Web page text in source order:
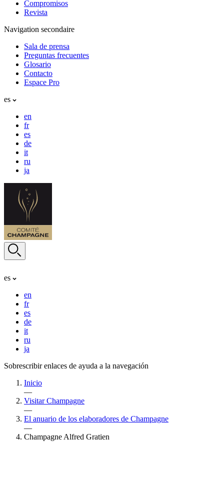
Compromisos
Revista
Navigation secondaire
Sala de prensa
Preguntas frecuentes
Glosario
Contacto
Espace Pro
es
en
fr
es
de
it
ru
ja
es
en
fr
es
de
it
ru
ja
Sobrescribir enlaces de ayuda a la navegación
Inicio
—
Visitar Champagne
—
El anuario de los elaboradores de Champagne
—
Champagne Alfred Gratien